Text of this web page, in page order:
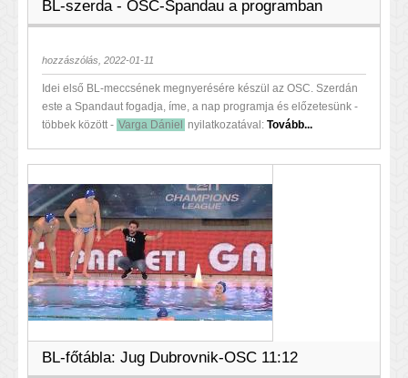
BL-szerda - OSC-Spandau a programban
hozzászólás, 2022-01-11
Idei első BL-meccsének megnyerésére készül az OSC. Szerdán
este a Spandaut fogadja, íme, a nap programja és előzetesünk -
többek között - Varga Dániel nyilatkozatával: Tovább...
BL-főtábla: Jug Dubrovnik-OSC 11:12